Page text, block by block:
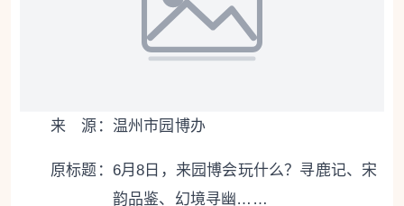
来 源：温州市园博办
原标题： 6月8日，来园博会玩什么？寻鹿记、宋
韵品鉴、幻境寻幽……